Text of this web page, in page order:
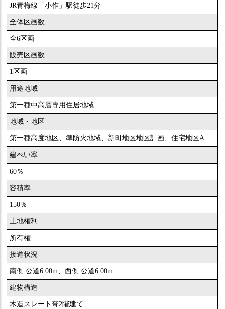
JR青梅線「小作」駅徒歩21分
全体区画数
全6区画
販売区画数
1区画
用途地域
第一種中高層専用住居地域
地域・地区
第一種高度地区、準防火地域、新町地区地区計画、住宅地区A
建ぺい率
60％
容積率
150％
土地権利
所有権
接道状況
南側 公道6.00m、西側 公道6.00m
建物構造
木造スレート葺2階建て